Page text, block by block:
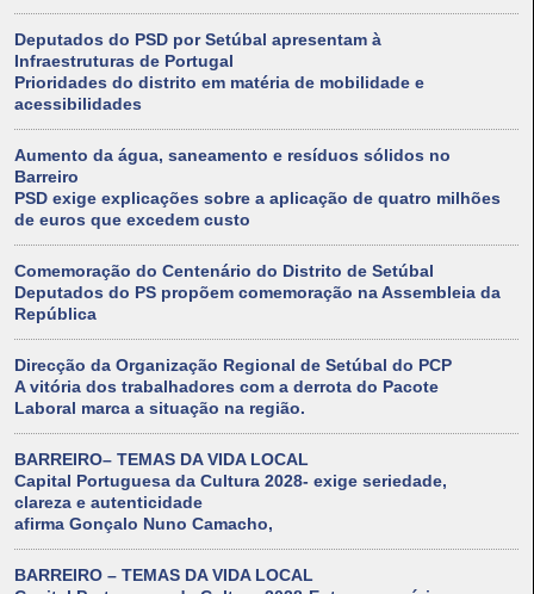
Deputados do PSD por Setúbal apresentam à
Infraestruturas de Portugal
Prioridades do distrito em matéria de mobilidade e
acessibilidades
Aumento da água, saneamento e resíduos sólidos no
Barreiro
PSD exige explicações sobre a aplicação de quatro milhões
de euros que excedem custo
Comemoração do Centenário do Distrito de Setúbal
Deputados do PS propõem comemoração na Assembleia da
República
Direcção da Organização Regional de Setúbal do PCP
A vitória dos trabalhadores com a derrota do Pacote
Laboral marca a situação na região.
BARREIRO– TEMAS DA VIDA LOCAL
Capital Portuguesa da Cultura 2028- exige seriedade,
clareza e autenticidade
afirma Gonçalo Nuno Camacho,
BARREIRO – TEMAS DA VIDA LOCAL